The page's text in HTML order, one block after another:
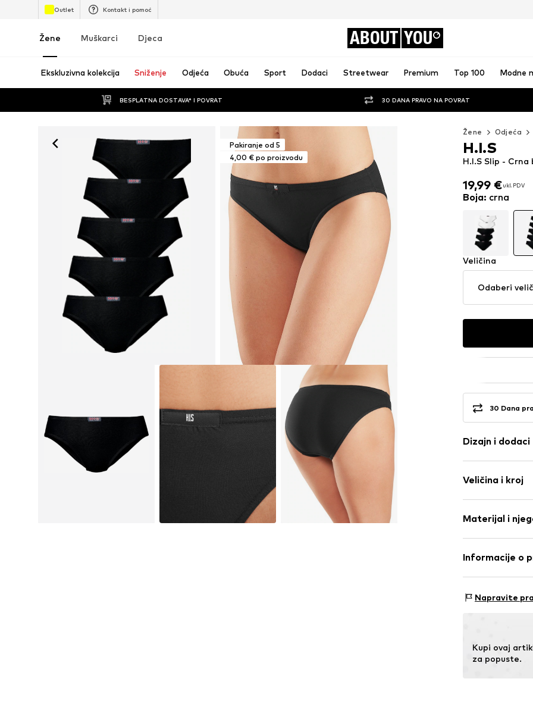
Outlet Kontakt i pomoć
Žene Muškarci Djeca ABOUT YOU
Ekskluzivna kolekcija Sniženje Odjeća Obuća Sport Dodaci Streetwear Premium Top 100 Modne
BESPLATNA DOSTAVA* I POVRAT 30 DANA PRAVO NA POVRAT
Pakiranje od 5
4,00 € po proizvodu
Žene Odjeća
19,99 €ukl. PDV
19,99 € ukl. PDV
H.I.S Slip - Crna
H.I.S
Boja: crna
Veličina
Odaberi
30 Dana
Dizajn i dodaci
Jersey
Zakrpa marke
Mekani grip
Br. proizvoda
Veličina i kroj
Struk:
Materijal i
Materijal: 95%
Informacije o
Werner-Otto-
Napravite
Kupi ovaj
za popuste.